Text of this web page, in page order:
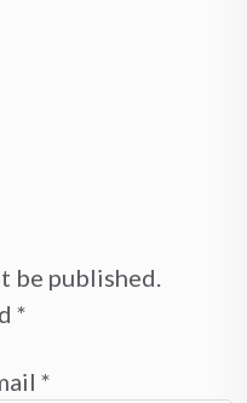
be published.
*
*